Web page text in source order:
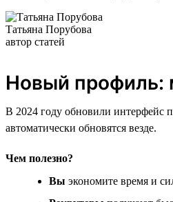
Татьяна Порубова
автор статей
Новый профиль:
В 2024 году обновили интерфейс
автоматически обновятся везде.
Чем полезно?
Вы экономите время и